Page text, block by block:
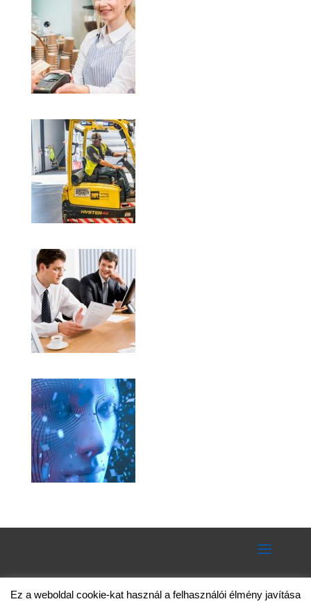
Ez a weboldal cookie-kat használ a felhasználói élmény javítása